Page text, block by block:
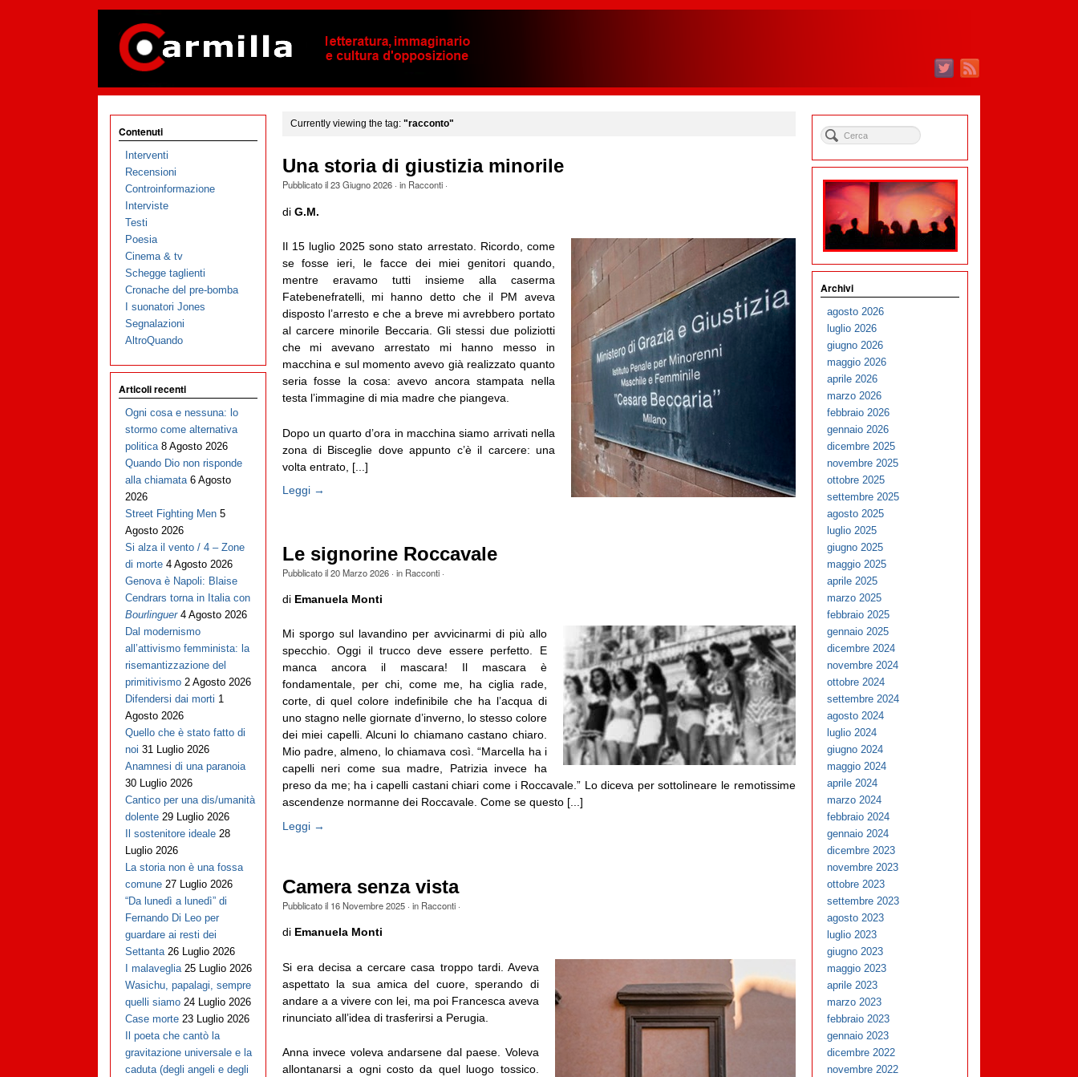
Currently viewing the tag: "racconto"
Una storia di giustizia minorile
Pubblicato il23 Giugno 2026· in Racconti·
di G.M.
Il 15 luglio 2025 sono stato arrestato. Ricordo, come
se fosse ieri, le facce dei miei genitori quando,
mentre eravamo tutti insieme alla caserma
Fatebenefratelli, mi hanno detto che il PM aveva
disposto l’arresto e che a breve mi avrebbero portato
al carcere minorile Beccaria. Gli stessi due poliziotti
che mi avevano arrestato mi hanno messo in
macchina e sul momento avevo già realizzato quanto
seria fosse la cosa: avevo ancora stampata nella
testa l’immagine di mia madre che piangeva.
Dopo un quarto d’ora in macchina siamo arrivati nella
zona di Bisceglie dove appunto c’è il carcere: una
volta entrato, [...]
Leggi →
Le signorine Roccavale
Pubblicato il20 Marzo 2026· in Racconti·
di Emanuela Monti
Mi sporgo sul lavandino per avvicinarmi di più allo
specchio. Oggi il trucco deve essere perfetto. E
manca ancora il mascara! Il mascara è
fondamentale, per chi, come me, ha ciglia rade,
corte, di quel colore indefinibile che ha l’acqua di
uno stagno nelle giornate d’inverno, lo stesso colore
dei miei capelli. Alcuni lo chiamano castano chiaro.
Mio padre, almeno, lo chiamava così. “Marcella ha i
capelli neri come sua madre, Patrizia invece ha
preso da me; ha i capelli castani chiari come i Roccavale.” Lo diceva per sottolineare le remotissime
ascendenze normanne dei Roccavale. Come se questo [...]
Leggi →
Camera senza vista
Pubblicato il 16 Novembre 2025· in Racconti·
di Emanuela Monti
Si era decisa a cercare casa troppo tardi. Aveva
aspettato la sua amica del cuore, sperando di
andare a a vivere con lei, ma poi Francesca aveva
rinunciato all’idea di trasferirsi a Perugia.
Anna invece voleva andarsene dal paese. Voleva
allontanarsi a ogni costo da quel luogo tossico.
Contenuti
Interventi
Recensioni
Controinformazione
Interviste
Testi
Poesia
Cinema & tv
Schegge taglienti
Cronache del pre-bomba
I suonatori Jones
Segnalazioni
AltroQuando
Articoli recenti
Ogni cosa e nessuna: lo
stormo come alternativa
politica 8 Agosto 2026
Quando Dio non risponde
alla chiamata 6 Agosto
2026
Street Fighting Men 5
Agosto 2026
Si alza il vento / 4 – Zone
di morte 4 Agosto 2026
Genova è Napoli: Blaise
Cendrars torna in Italia con
Bourlinguer 4 Agosto 2026
Dal modernismo
all’attivismo femminista: la
risemantizzazione del
primitivismo 2 Agosto 2026
Difendersi dai morti 1
Agosto 2026
Quello che è stato fatto di
noi 31 Luglio 2026
Anamnesi di una paranoia
30 Luglio 2026
Cantico per una dis/umanità
dolente 29 Luglio 2026
Il sostenitore ideale 28
Luglio 2026
La storia non è una fossa
comune 27 Luglio 2026
“Da lunedì a lunedì” di
Fernando Di Leo per
guardare ai resti dei
Settanta 26 Luglio 2026
I malaveglia 25 Luglio 2026
Wasichu, papalagi, sempre
quelli siamo 24 Luglio 2026
Case morte 23 Luglio 2026
Il poeta che cantò la
gravitazione universale e la
caduta (degli angeli e degli
Archivi
agosto 2026
luglio 2026
giugno 2026
maggio 2026
aprile 2026
marzo 2026
febbraio 2026
gennaio 2026
dicembre 2025
novembre 2025
ottobre 2025
settembre 2025
agosto 2025
luglio 2025
giugno 2025
maggio 2025
aprile 2025
marzo 2025
febbraio 2025
gennaio 2025
dicembre 2024
novembre 2024
ottobre 2024
settembre 2024
agosto 2024
luglio 2024
giugno 2024
maggio 2024
aprile 2024
marzo 2024
febbraio 2024
gennaio 2024
dicembre 2023
novembre 2023
ottobre 2023
settembre 2023
agosto 2023
luglio 2023
giugno 2023
maggio 2023
aprile 2023
marzo 2023
febbraio 2023
gennaio 2023
dicembre 2022
novembre 2022